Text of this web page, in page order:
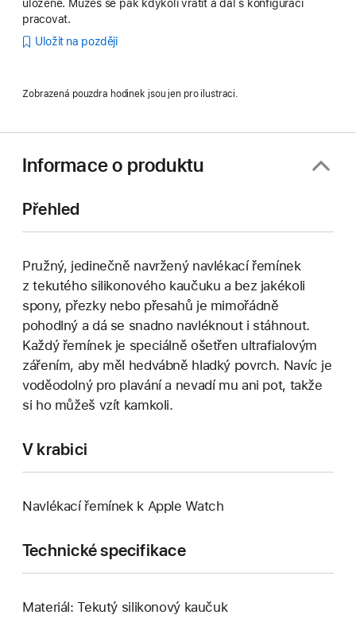
uložené. Můžeš se pak kdykoli vrátit a dál s konfigurací
pracovat.
Uložit na později
Zobrazená pouzdra hodinek jsou jen pro ilustraci.
Informace o produktu
Přehled
Pružný, jedinečně navržený navlékací řemínek
z tekutého silikonového kaučuku a bez jakékoli
spony, přezky nebo přesahů je mimořádně
pohodlný a dá se snadno navléknout i stáhnout.
Každý řemínek je speciálně ošetřen ultrafialovým
zářením, aby měl hedvábně hladký povrch. Navíc je
voděodolný pro plavání a nevadí mu ani pot, takže
si ho můžeš vzít kamkoli.
V krabici
Navlékací řemínek k Apple Watch
Technické specifikace
Materiál: Tekutý silikonový kaučuk